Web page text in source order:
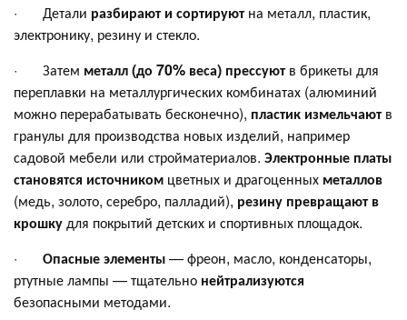
· Детали разбирают и сортируютна металл, пластик,
электронику, резину и стекло.
· Затем металл (до 70% веса) прессуютв брикеты для
переплавки на металлургических комбинатах (алюминий
можно перерабатывать бесконечно), пластик измельчаютв
гранулы для производства новых изделий, например
садовой мебели или стройматериалов. Электронные платы
становятся источником цветных и драгоценных металлов
(медь, золото, серебро, палладий), резину превращают в
крошкудля покрытий детских и спортивных площадок.
· Опасные элементы— фреон, масло, конденсаторы,
ртутные лампы — тщательно нейтрализуются
безопасными методами.